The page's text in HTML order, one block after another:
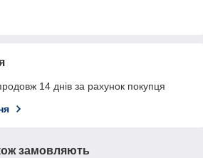
14 днів за рахунок покупця
замовляють